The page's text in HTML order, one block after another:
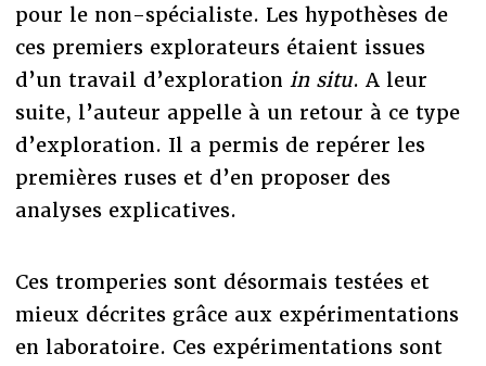
pour le non-spécialiste. Les hypothèses de
ces premiers explorateurs étaient issues
d’un travail d’exploration in situ. A leur
suite, l’auteur appelle à un retour à ce type
d’exploration. Il a permis de repérer les
premières ruses et d’en proposer des
analyses explicatives.
Ces tromperies sont désormais testées et
mieux décrites grâce aux expérimentations
en laboratoire. Ces expérimentations sont